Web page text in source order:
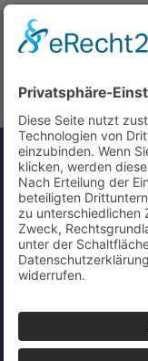
ACHTUNG:
Bitte
sicher, dass Sie
reCAPTCHA
Erteilen der
Ich nehme an den
30.09.2026 |
Erwachsenen –
Referierende: Dr.
BITTE